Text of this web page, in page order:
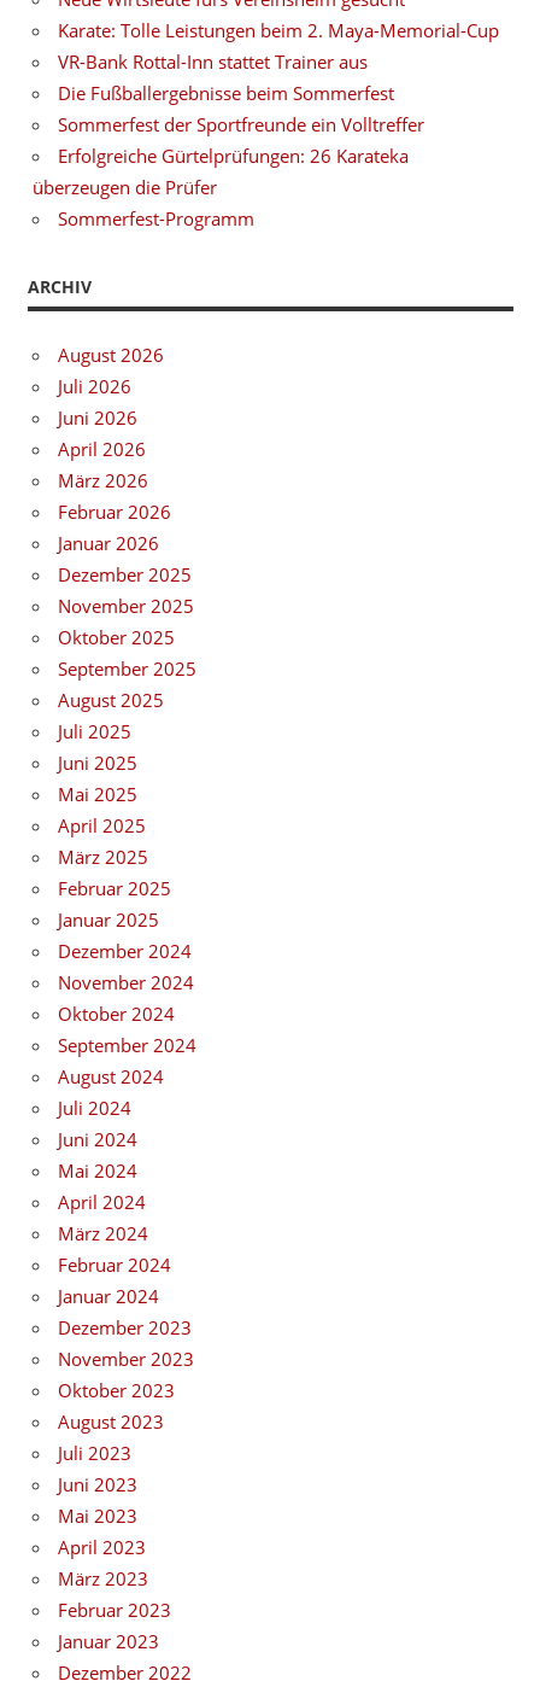
Karate: Tolle Leistungen beim 2. Maya-Memorial-Cup
VR-Bank Rottal-Inn stattet Trainer aus
Die Fußballergebnisse beim Sommerfest
Sommerfest der Sportfreunde ein Volltreffer
Erfolgreiche Gürtelprüfungen: 26 Karateka
überzeugen die Prüfer
Sommerfest-Programm
ARCHIV
August 2026
Juli 2026
Juni 2026
April 2026
März 2026
Februar 2026
Januar 2026
Dezember 2025
November 2025
Oktober 2025
September 2025
August 2025
Juli 2025
Juni 2025
Mai 2025
April 2025
März 2025
Februar 2025
Januar 2025
Dezember 2024
November 2024
Oktober 2024
September 2024
August 2024
Juli 2024
Juni 2024
Mai 2024
April 2024
März 2024
Februar 2024
Januar 2024
Dezember 2023
November 2023
Oktober 2023
August 2023
Juli 2023
Juni 2023
Mai 2023
April 2023
März 2023
Februar 2023
Januar 2023
Dezember 2022